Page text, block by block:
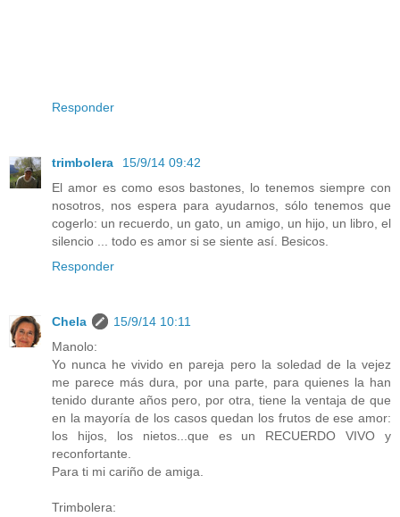
Responder
trimbolera
15/9/14 09:42
El amor es como esos bastones, lo tenemos siempre con
nosotros, nos espera para ayudarnos, sólo tenemos que
cogerlo: un recuerdo, un gato, un amigo, un hijo, un libro, el
silencio ... todo es amor si se siente así. Besicos.
Responder
Chela
15/9/14 10:11
Manolo:
Yo nunca he vivido en pareja pero la soledad de la vejez
me parece más dura, por una parte, para quienes la han
tenido durante años pero, por otra, tiene la ventaja de que
en la mayoría de los casos quedan los frutos de ese amor:
los hijos, los nietos...que es un RECUERDO VIVO y
reconfortante.
Para ti mi cariño de amiga.
Trimbolera: